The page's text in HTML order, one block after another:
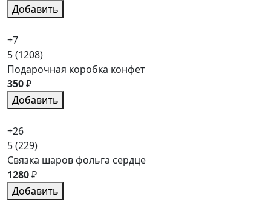
Добавить
+7
5(1208)
Подарочная коробка конфет
350₽
Добавить
+26
5(229)
Связка шаров фольга сердце
1280₽
Добавить